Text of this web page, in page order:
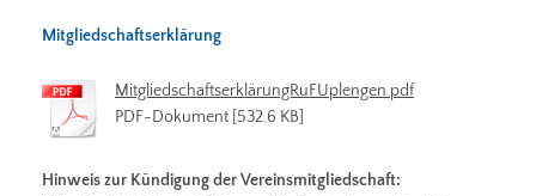
Mitgliedschaftserklärung
MitgliedschaftserklärungRuFUplengen.pdf
PDF-Dokument [532.6 KB]
Hinweis zur Kündigung der Vereinsmitgliedschaft: